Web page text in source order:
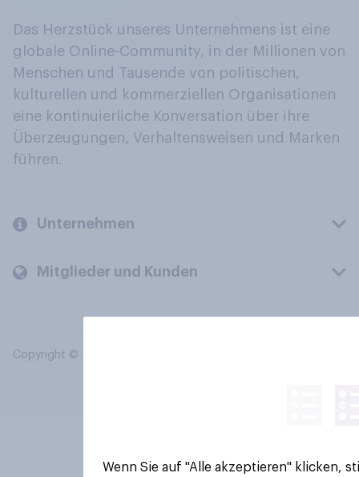
Das Herzstück unseres Unternehmens ist eine
globale Online-Community, in der Millionen von
Menschen und Tausende von politischen,
kulturellen und kommerziellen Organisationen
eine kontinuierliche Konversation über ihre
Überzeugungen, Verhaltensweisen und Marken
führen.
Unternehmen
Mitglieder und Kunden
Copyright © 2026 YouGov PLC. Alle Rechte vorbehalten.
Wenn Sie auf "Alle akzeptieren" klicken,